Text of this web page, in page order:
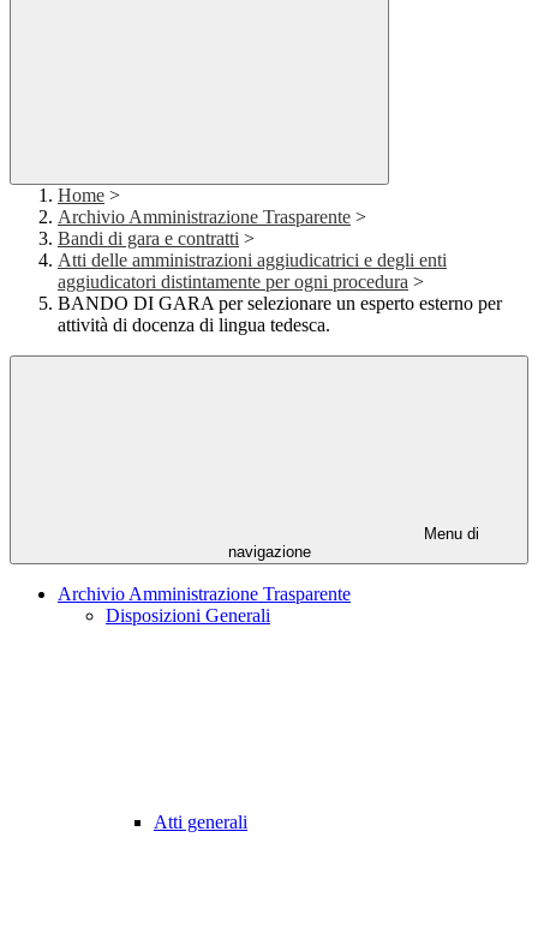
Home >
Archivio Amministrazione Trasparente >
Bandi di gara e contratti >
Atti delle amministrazioni aggiudicatrici e degli enti
aggiudicatori distintamente per ogni procedura >
BANDO DI GARA per selezionare un esperto esterno per
attività di docenza di lingua tedesca.
Menu di
navigazione
Archivio Amministrazione Trasparente
Disposizioni Generali
Atti generali